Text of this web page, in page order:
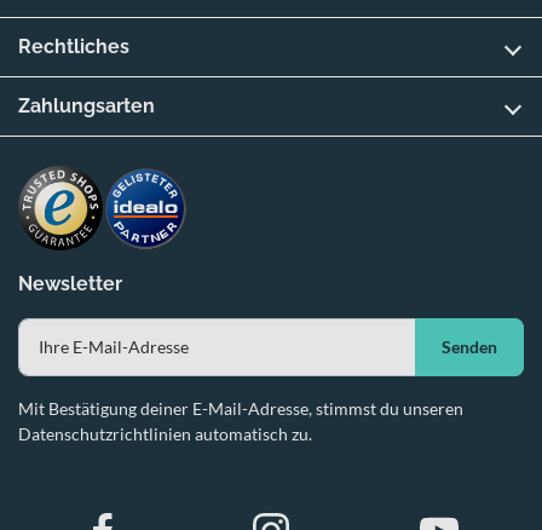
Newsletter
Senden
Mit Bestätigung deiner E-Mail-Adresse, stimmst du unseren
Datenschutzrichtlinien automatisch zu.
Rechtliches
Zahlungsarten